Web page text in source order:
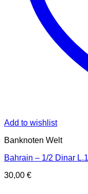
Add to wishlist
Banknoten Welt
Bahrain – 1/2 Dinar
30,00 €